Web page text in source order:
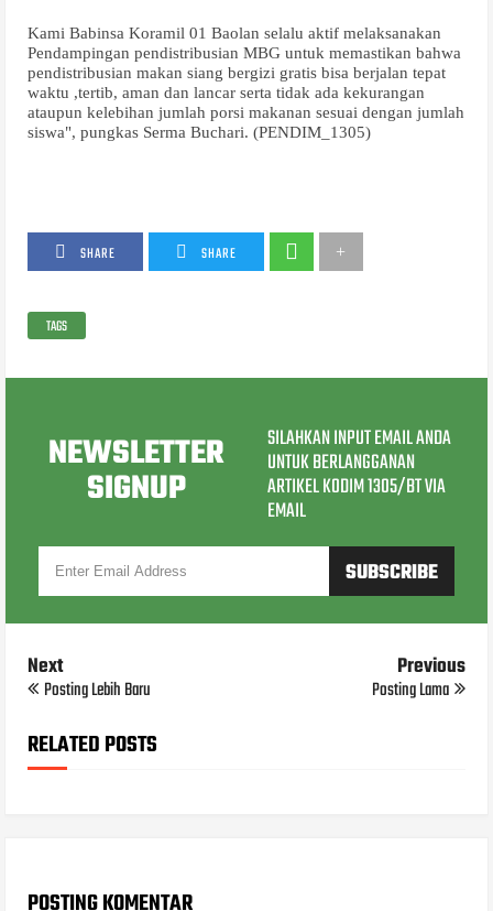
Kami Babinsa Koramil 01 Baolan selalu aktif melaksanakan
Pendampingan pendistribusian MBG untuk memastikan bahwa
pendistribusian makan siang bergizi gratis bisa berjalan tepat
waktu ,tertib, aman dan lancar serta tidak ada kekurangan
ataupun kelebihan jumlah porsi makanan sesuai dengan jumlah
siswa", pungkas Serma Buchari. (PENDIM_1305)
SHARE SHARE
TAGS
NEWSLETTER
SIGNUP
SILAHKAN INPUT EMAIL ANDA
UNTUK BERLANGGANAN
ARTIKEL KODIM 1305/BT VIA
EMAIL
Next
Posting Lebih Baru
Previous
Posting Lama
RELATED POSTS
POSTING KOMENTAR